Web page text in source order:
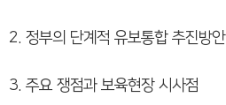
2. 정부의 단계적 유보통합 추진방안
3. 주요 쟁점과 보육현장 시사점